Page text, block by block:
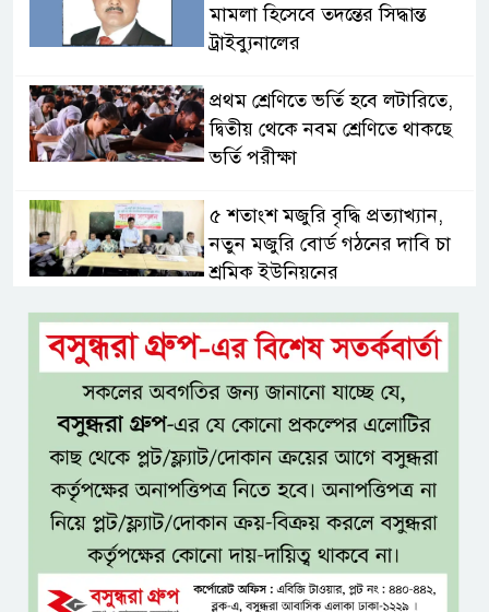
মামলা হিসেবে তদন্তের সিদ্ধান্ত
ট্রাইব্যুনালের
প্রথম শ্রেণিতে ভর্তি হবে লটারিতে,
দ্বিতীয় থেকে নবম শ্রেণিতে থাকছে
ভর্তি পরীক্ষা
৫ শতাংশ মজুরি বৃদ্ধি প্রত্যাখ্যান,
নতুন মজুরি বোর্ড গঠনের দাবি চা
শ্রমিক ইউনিয়নের
টাঙ্গাইল জেলা পরিষদের উদ্যোগে
২৩ লাখ টাকার আর্থিক অনুদানের
চেক বিতরণ
ধলেশ্বরী থেকে অবৈধ বালু উত্তোলন,
হুমকিতে শামসুল হক সেতু
বঙ্গভবনের নতুন বাসিন্দা কি মির্জা
ফখরুল? বিএনপিতে জোর
আলোচনা, সিদ্ধান্ত নেবেন তারেক